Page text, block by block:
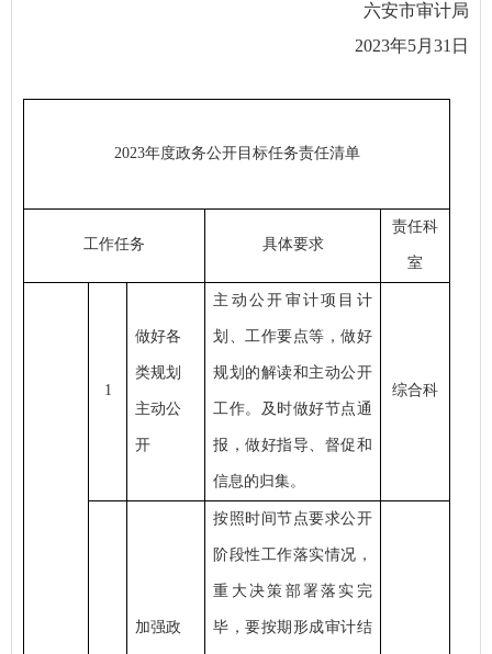
六安市审计局
2023年5月31日
2023年度政务公开目标任务责任清单
工作任务 具体要求
责任科
室
1
做好各
类规划
主动公
开
主动公开审计项目计
划、工作要点等，做好
规划的解读和主动公开
工作。及时做好节点通
报，做好指导、督促和
信息的归集。
综合科
加强政
按照时间节点要求公开
阶段性工作落实情况，
重大决策部署落实完
毕，要按期形成审计结